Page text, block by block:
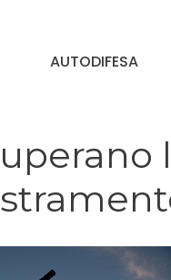
AUTODIFESA